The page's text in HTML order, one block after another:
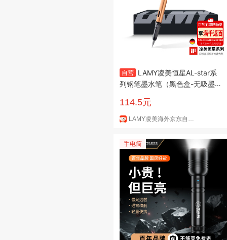
自营
LAMY凌美恒星AL-star系
列钢笔墨水笔（黑色盒-无吸墨
114.5元
LAMY凌美海外京东自营旗舰店
手电筒